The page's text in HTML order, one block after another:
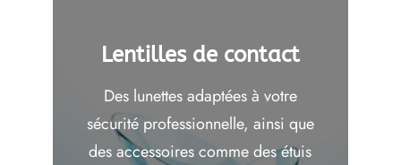
Lentilles de contact
Des lunettes adaptées à votre
sécurité professionnelle, ainsi que
des accessoires comme des étuis